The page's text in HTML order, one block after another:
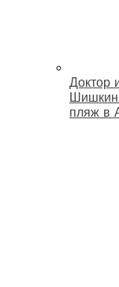
Доктор
Шишкин
пляж в